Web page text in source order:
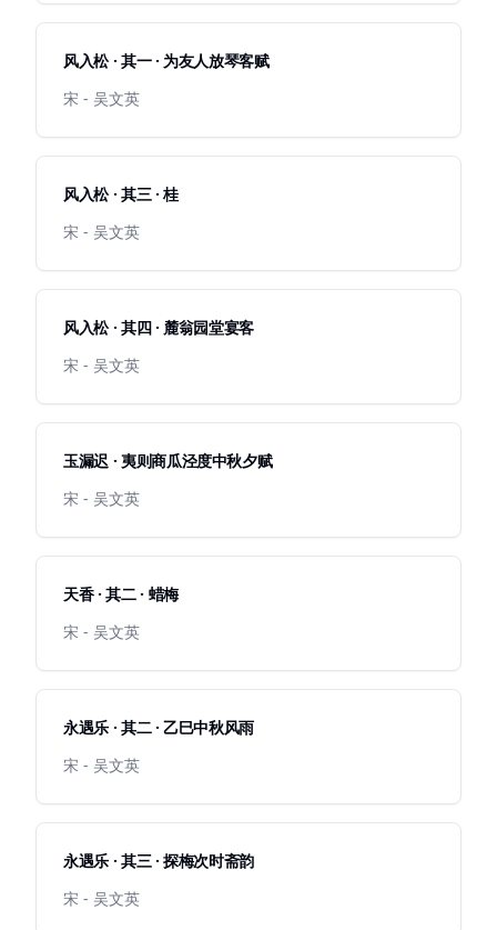
风入松 · 其一 · 为友人放琴客赋
宋 - 吴文英
风入松 · 其三 · 桂
宋 - 吴文英
风入松 · 其四 · 麓翁园堂宴客
宋 - 吴文英
玉漏迟 · 夷则商瓜泾度中秋夕赋
宋 - 吴文英
天香 · 其二 · 蜡梅
宋 - 吴文英
永遇乐 · 其二 · 乙巳中秋风雨
宋 - 吴文英
永遇乐 · 其三 · 探梅次时斋韵
宋 - 吴文英